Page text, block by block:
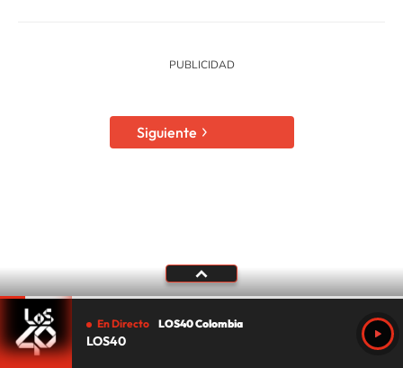
Siguiente
© CARACOL S.A. Todos los derechos reservados.
CARACOL S.A. realiza una reserva expresa de las reproducciones y usos de
las obras y otras prestaciones accesibles desde este sitio web a medios de
lectura mecánica u otros medios que resulten adecuados.
Aviso Legal
En Directo LOS40 Colombia
LOS40